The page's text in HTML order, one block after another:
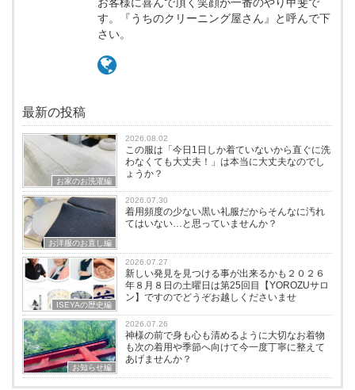
す。『うちのクリーニング屋さん』と呼んで下
さい。
最新の投稿
お家のお洗濯編
2026.08.02
この服は「今日1日しか着ていないから直ぐに洗
わなくても大丈夫！」は本当に大丈夫なのでし
ょうか？
お洋服のお直し編
2026.07.30
着用頻度の少ない黒い礼服だからそんなに汚れ
てはいない…と思っていませんか？
ISEYAの歴史編
2026.07.27
新しい発見を見つける事が出来るかも２０２６
年８月８日の土曜日は第25回目【YOROZUサロ
ン】ですのでどうぞお越しくださいませ
お知らせ編
2026.07.26
神様の前で身も心も清めるように大切なお着物
も次の着用や季節へ向けて今一度丁寧に整えて
あげませんか？